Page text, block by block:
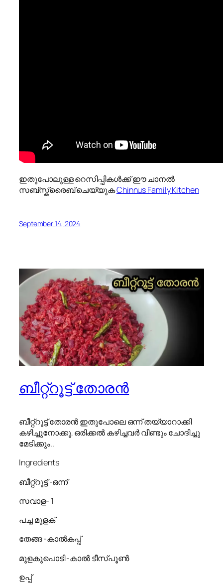
ഇതുപോലുള്ള റെസിപ്പികൾക്ക് ഈ ചാനൽ
സബ്സ്ക്രൈബ് ചെയ്യുകChinnus Family Kitchen
September 14, 2024
ബീറ്റ്റൂട്ട് തോരൻ
ബീറ്റ്റൂട്ട് തോരൻ ഇതുപോലെ ഒന്ന് തയ്യാറാക്കി
കഴിച്ചുനോക്കൂ, ഒരിക്കൽ കഴിച്ചവർ വീണ്ടും ചോദിച്ചു
മേടിക്കും..
Ingredients
ബീറ്റ്റൂട്ട് -ഒന്ന്
സവാള- 1
പച്ച മുളക്
തേങ്ങ -കാൽകപ്പ്
മുളകുപൊടി -കാൽ ടീസ്പൂൺ
ഉപ്പ്